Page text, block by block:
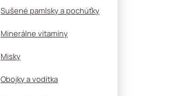
Sušené pamlsky a pochúťky
Minerálne vitamíny
Misky
Obojky a vodítka